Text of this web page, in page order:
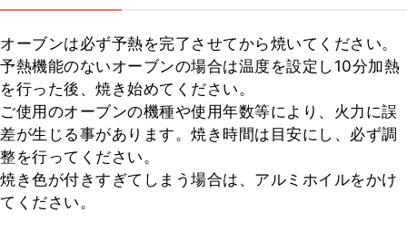
オーブンは必ず予熱を完了させてから焼いてください。
予熱機能のないオーブンの場合は温度を設定し10分加熱
を行った後、焼き始めてください。
ご使用のオーブンの機種や使用年数等により、火力に誤
差が生じる事があります。焼き時間は目安にし、必ず調
整を行ってください。
焼き色が付きすぎてしまう場合は、アルミホイルをかけ
てください。